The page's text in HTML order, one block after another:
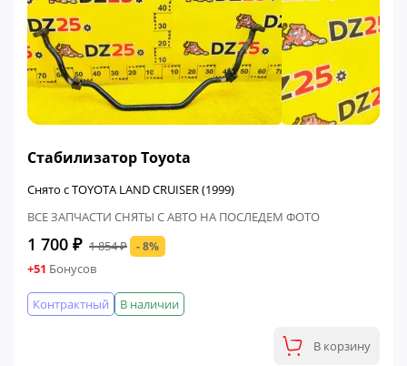
Стабилизатор Toyota
Снято с TOYOTA LAND CRUISER (1999)
ВСЕ ЗАПЧАСТИ СНЯТЫ С АВТО НА ПОСЛЕДЕМ ФОТО
1 700 ₽ 1 854 ₽ - 8%
+51 Бонусов
В наличии
Контрактный
В корзину